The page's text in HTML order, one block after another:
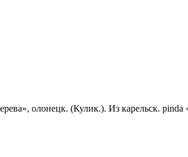
олонецк. (Кулик.). Из карельск.